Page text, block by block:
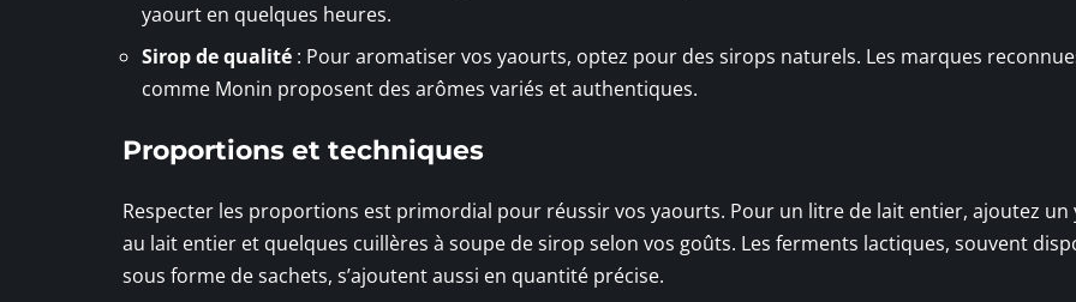
yaourt en quelques heures.
Sirop de qualité : Pour aromatiser vos yaourts, optez pour des sirops naturels. Les marques
comme Monin proposent des arômes variés et authentiques.
Proportions et techniques
Respecter les proportions est primordial pour réussir vos yaourts. Pour un litre de lait entier, ajoutez un
au lait entier et quelques cuillères à soupe de sirop selon vos goûts. Les ferments lactiques, souvent
sous forme de sachets, s’ajoutent aussi en quantité précise.